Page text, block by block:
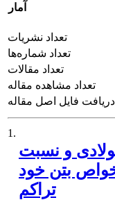
آمار
تعداد نشریات
تعداد شماره‌ها
تعداد مقالات
تعداد مشاهده مقاله
دریافت فایل اصل مقاله
1.
و نسبت
بتن خود
تراکم